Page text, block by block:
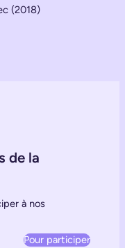
(2018)
de la
à nos
Pour participer